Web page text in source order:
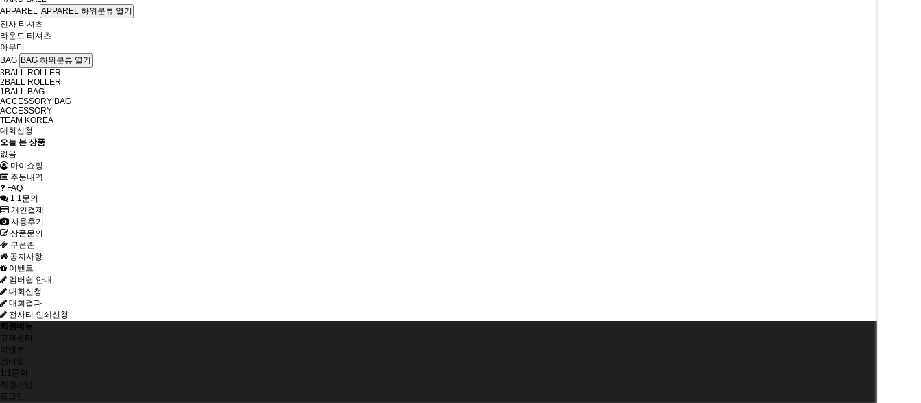
APPAREL
APPAREL 하위분류 열기
전사 티셔츠
라운드 티셔츠
아우터
BAG BAG 하위분류 열기
3BALL ROLLER
2BALL ROLLER
1BALL BAG
ACCESSORY BAG
ACCESSORY
TEAM KOREA
대회신청
오늘 본 상품
없음
마이쇼핑
주문내역
FAQ
1:1문의
개인결제
사용후기
상품문의
쿠폰존
공지사항
이벤트
멤버쉽 안내
대회신청
대회결과
전사티 인쇄신청
회원메뉴
고객센터
이벤트
멤버쉽
1:1문의
회원가입
로그인